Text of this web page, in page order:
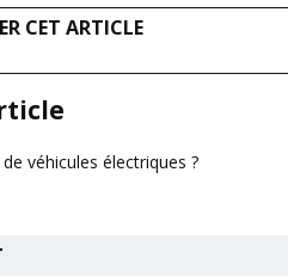
CET ARTICLE
véhicules électriques ?